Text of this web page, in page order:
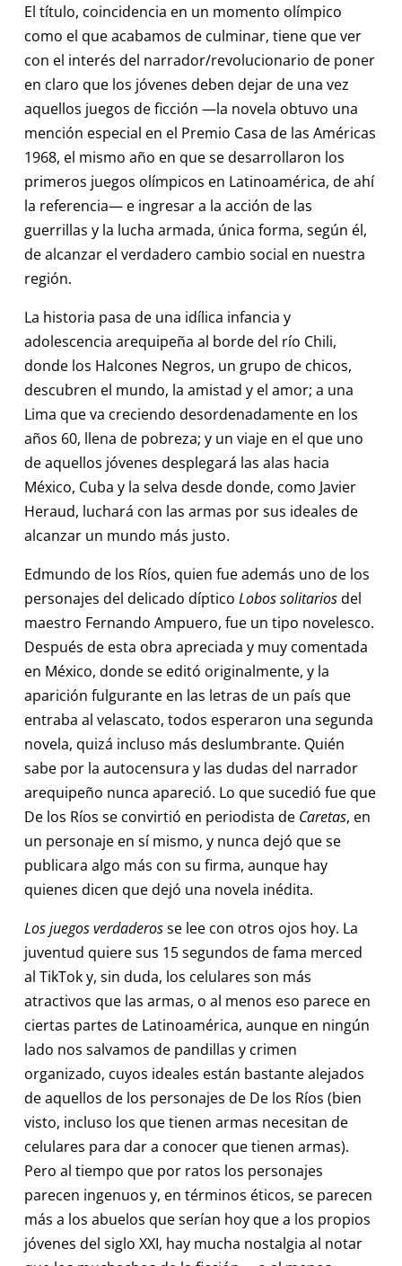
El título, coincidencia en un momento olímpico
como el que acabamos de culminar, tiene que ver
con el interés del narrador/revolucionario de poner
en claro que los jóvenes deben dejar de una vez
aquellos juegos de ficción —la novela obtuvo una
mención especial en el Premio Casa de las Américas
1968, el mismo año en que se desarrollaron los
primeros juegos olímpicos en Latinoamérica, de ahí
la referencia— e ingresar a la acción de las
guerrillas y la lucha armada, única forma, según él,
de alcanzar el verdadero cambio social en nuestra
región.
La historia pasa de una idílica infancia y
adolescencia arequipeña al borde del río Chili,
donde los Halcones Negros, un grupo de chicos,
descubren el mundo, la amistad y el amor; a una
Lima que va creciendo desordenadamente en los
años 60, llena de pobreza; y un viaje en el que uno
de aquellos jóvenes desplegará las alas hacia
México, Cuba y la selva desde donde, como Javier
Heraud, luchará con las armas por sus ideales de
alcanzar un mundo más justo.
Edmundo de los Ríos, quien fue además uno de los
personajes del delicado díptico Lobos solitariosdel
maestro Fernando Ampuero, fue un tipo novelesco.
Después de esta obra apreciada y muy comentada
en México, donde se editó originalmente, y la
aparición fulgurante en las letras de un país que
entraba al velascato, todos esperaron una segunda
novela, quizá incluso más deslumbrante. Quién
sabe por la autocensura y las dudas del narrador
arequipeño nunca apareció. Lo que sucedió fue que
De los Ríos se convirtió en periodista de Caretas, en
un personaje en sí mismo, y nunca dejó que se
publicara algo más con su firma, aunque hay
quienes dicen que dejó una novela inédita.
Los juegos verdaderosse lee con otros ojos hoy. La
juventud quiere sus 15 segundos de fama merced
al TikTok y, sin duda, los celulares son más
atractivos que las armas, o al menos eso parece en
ciertas partes de Latinoamérica, aunque en ningún
lado nos salvamos de pandillas y crimen
organizado, cuyos ideales están bastante alejados
de aquellos de los personajes de De los Ríos (bien
visto, incluso los que tienen armas necesitan de
celulares para dar a conocer que tienen armas).
Pero al tiempo que por ratos los personajes
parecen ingenuos y, en términos éticos, se parecen
más a los abuelos que serían hoy que a los propios
jóvenes del siglo XXI, hay mucha nostalgia al notar